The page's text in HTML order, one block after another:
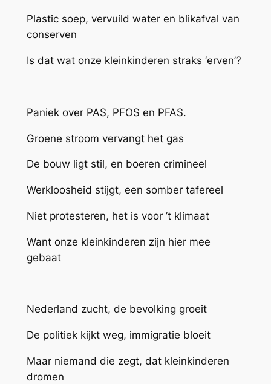
Plastic soep, vervuild water en blikafval van
conserven
Is dat wat onze kleinkinderen straks ‘erven’?
Paniek over PAS, PFOS en PFAS.
Groene stroom vervangt het gas
De bouw ligt stil, en boeren crimineel
Werkloosheid stijgt, een somber tafereel
Niet protesteren, het is voor ’t klimaat
Want onze kleinkinderen zijn hier mee
gebaat
Nederland zucht, de bevolking groeit
De politiek kijkt weg, immigratie bloeit
Maar niemand die zegt, dat kleinkinderen
dromen